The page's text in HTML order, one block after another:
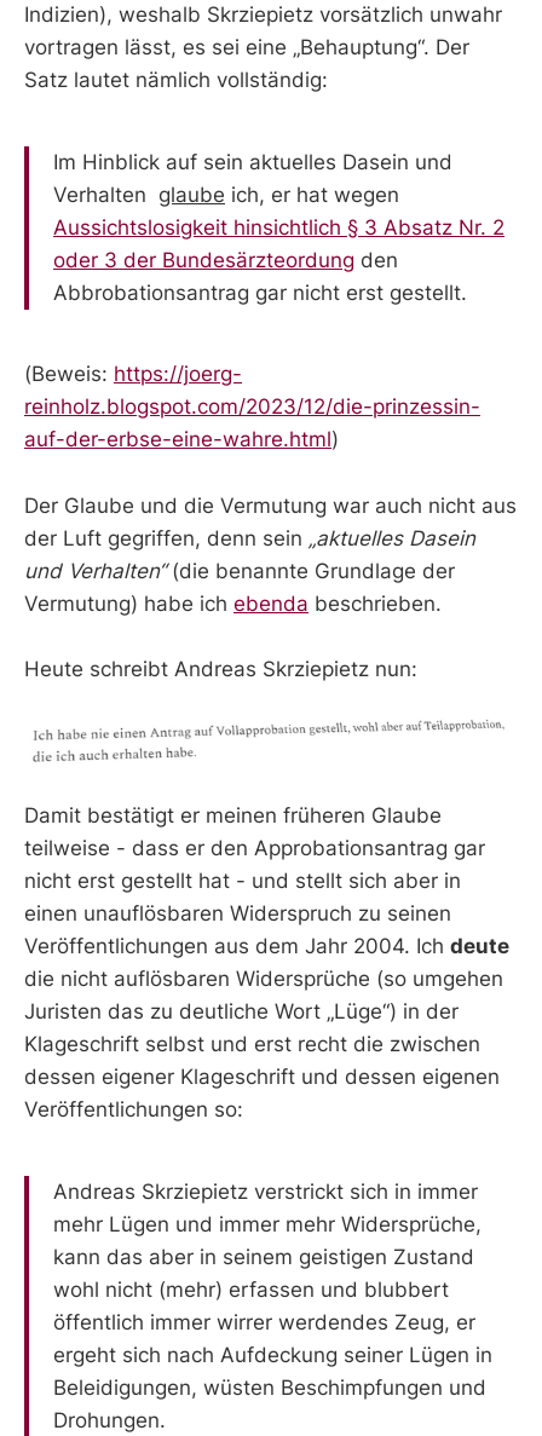
Indizien), weshalb Skrziepietz vorsätzlich unwahr
vortragen lässt, es sei eine „Behauptung“. Der
Satz lautet nämlich vollständig:
Im Hinblick auf sein aktuelles Dasein und
Verhalten glaube ich, er hat wegen
Aussichtslosigkeit hinsichtlich § 3 Absatz Nr. 2
oder 3 der Bundesärzteordung den
Abbrobationsantrag gar nicht erst gestellt.
(Beweis: https://joerg-
reinholz.blogspot.com/2023/12/die-prinzessin-
auf-der-erbse-eine-wahre.html)
Der Glaube und die Vermutung war auch nicht aus
der Luft gegriffen, denn sein „aktuelles Dasein
und Verhalten“(die benannte Grundlage der
Vermutung) habe ich ebenda beschrieben.
Heute schreibt Andreas Skrziepietz nun:
Damit bestätigt er meinen früheren Glaube
teilweise - dass er den Approbationsantrag gar
nicht erst gestellt hat - und stellt sich aber in
einen unauflösbaren Widerspruch zu seinen
Veröffentlichungen aus dem Jahr 2004. Ich deute
die nicht auflösbaren Widersprüche (so umgehen
Juristen das zu deutliche Wort „Lüge“) in der
Klageschrift selbst und erst recht die zwischen
dessen eigener Klageschrift und dessen eigenen
Veröffentlichungen so:
Andreas Skrziepietz verstrickt sich in immer
mehr Lügen und immer mehr Widersprüche,
kann das aber in seinem geistigen Zustand
wohl nicht (mehr) erfassen und blubbert
öffentlich immer wirrer werdendes Zeug, er
ergeht sich nach Aufdeckung seiner Lügen in
Beleidigungen, wüsten Beschimpfungen und
Drohungen.